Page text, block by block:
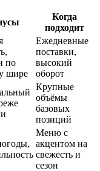
Когда
подходит
по
шире
Ежедневные
поставки,
высокий
оборот
Крупные
объёмы
базовых
позиций
Меню с
акцентом на
свежесть и
сезон